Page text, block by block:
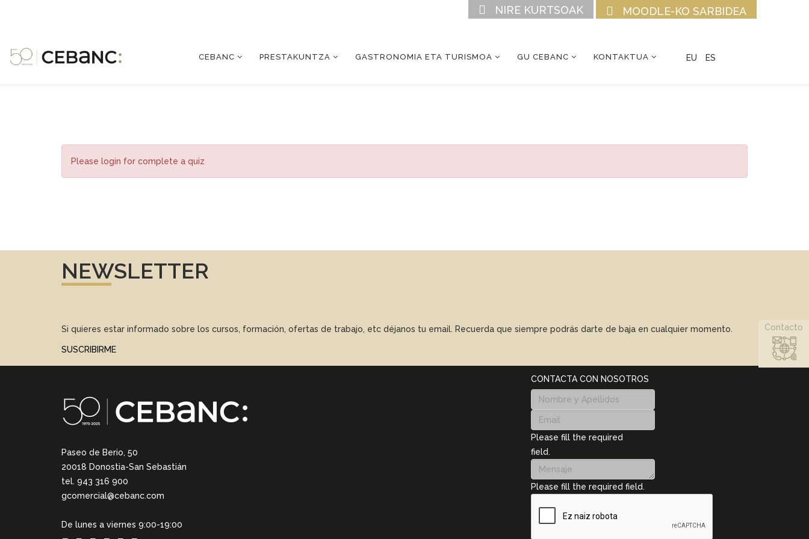
MOODLE-KO SARBIDEA
NIRE KURTSOAK
CEBANC PRESTAKUNTZA GASTRONOMIA ETA TURISMOA GU CEBANC KONTAKTUA EU ES
Please login for complete a quiz
NEWSLETTER
Si quieres estar informado sobre los cursos, formación, ofertas de trabajo, etc déjanos tu email. Recuerda que siempre podrás darte de baja en cualquier momento.
SUSCRIBIRME
Paseo de Berio, 50
20018 Donostia-San Sebastián
tel. 943 316 900
gcomercial@cebanc.com
De lunes a viernes 9:00-19:00
CONTACTA CON NOSOTROS
Please fill the required
field.
Please fill the required field.
Contacto